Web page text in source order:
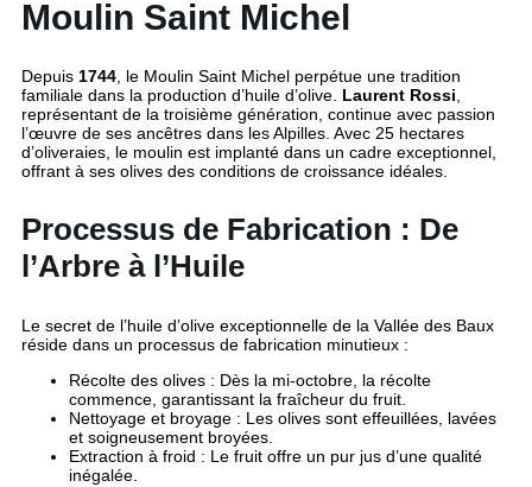
Moulin Saint Michel
Depuis 1744, le Moulin Saint Michel perpétue une tradition
familiale dans la production d’huile d’olive. Laurent Rossi,
représentant de la troisième génération, continue avec passion
l’œuvre de ses ancêtres dans les Alpilles. Avec 25 hectares
d’oliveraies, le moulin est implanté dans un cadre exceptionnel,
offrant à ses olives des conditions de croissance idéales.
Processus de Fabrication : De
l’Arbre à l’Huile
Le secret de l’huile d’olive exceptionnelle de la Vallée des Baux
réside dans un processus de fabrication minutieux :
Récolte des olives : Dès la mi-octobre, la récolte
commence, garantissant la fraîcheur du fruit.
Nettoyage et broyage : Les olives sont effeuillées, lavées
et soigneusement broyées.
Extraction à froid : Le fruit offre un pur jus d’une qualité
inégalée.